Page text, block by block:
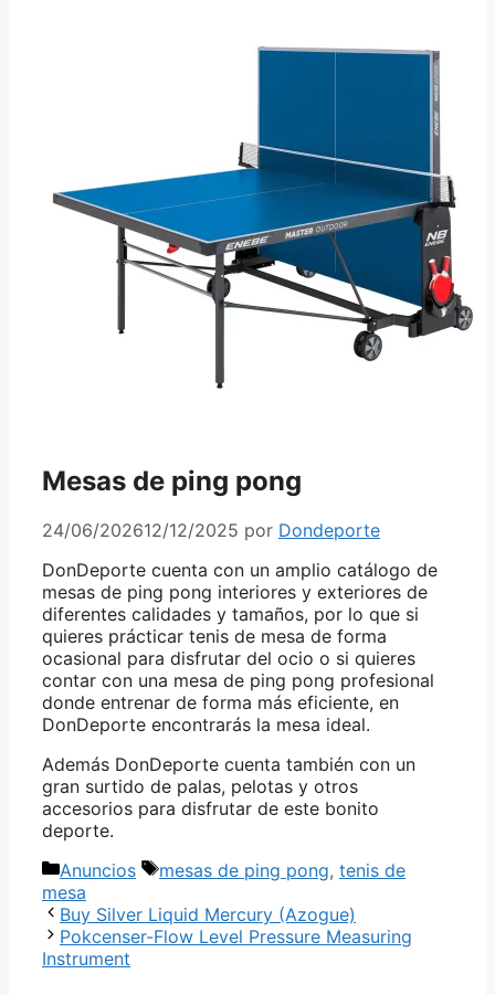
Mesas de ping pong
24/06/202612/12/2025 por Dondeporte
DonDeporte cuenta con un amplio catálogo de
mesas de ping pong interiores y exteriores de
diferentes calidades y tamaños, por lo que si
quieres prácticar tenis de mesa de forma
ocasional para disfrutar del ocio o si quieres
contar con una mesa de ping pong profesional
donde entrenar de forma más eficiente, en
DonDeporte encontrarás la mesa ideal.
Además DonDeporte cuenta también con un
gran surtido de palas, pelotas y otros
accesorios para disfrutar de este bonito
deporte.
Categorías
Anuncios Etiquetas
mesas de ping pong, tenis de
mesa
Buy Silver Liquid Mercury (Azogue)
Pokcenser-Flow Level Pressure Measuring
Instrument